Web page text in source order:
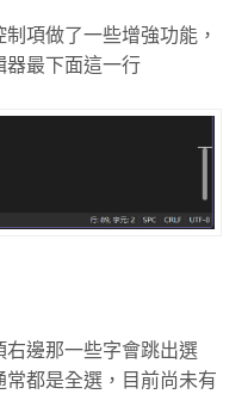
項做了一些增強功能，
最下面這一行
邊那一些字會跳出選
都是全選，目前尚未有